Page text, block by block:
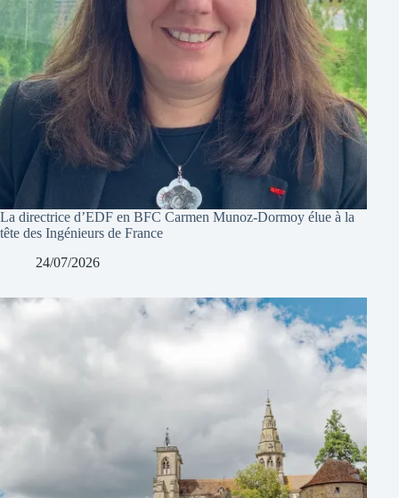
La directrice d’EDF en BFC Carmen Munoz-Dormoy élue à la
tête des Ingénieurs de France
24/07/2026